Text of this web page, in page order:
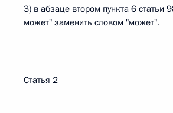
3) в абзаце втором пункта 6 статьи
может" заменить словом "может".
Статья 2